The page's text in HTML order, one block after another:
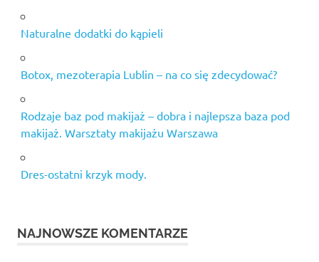
Naturalne dodatki do kąpieli
Botox, mezoterapia Lublin – na co się zdecydować?
Rodzaje baz pod makijaż – dobra i najlepsza baza pod
makijaż. Warsztaty makijażu Warszawa
Dres-ostatni krzyk mody.
NAJNOWSZE KOMENTARZE